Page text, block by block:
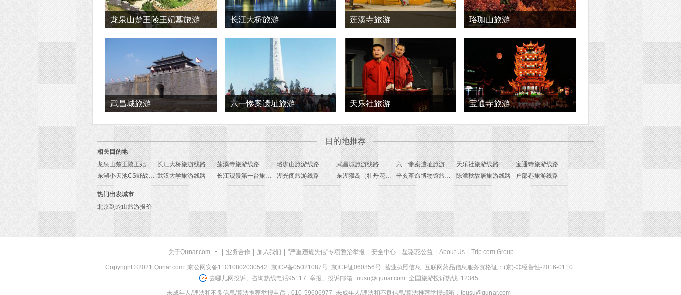
龙泉山楚王陵王妃墓旅游 长江大桥旅游 莲溪寺旅游 珞珈山旅游
武昌城旅游 六一惨案遗址旅游 天乐社旅游 宝通寺旅游
目的地推荐
相关目的地
龙泉山楚王陵王妃墓旅游线路
长江大桥旅游线路 莲溪寺旅游线路 珞珈山旅游线路 武昌城旅游线路 六一惨案遗址旅游线路 天乐社旅游线路
宝通寺旅游线路
东湖小天池CS野战旅游线路 武汉大学旅游线路 长江观景第一台旅游线路 湖光阁旅游线路 东湖猴岛（牡丹花展庙会）旅游线路 辛亥革命博物馆旅游线路 陈潭秋故居旅游线路 户部巷旅游线路
热门出发城市
北京到蛇山旅游报价
关于Qunar.com 业务合作 加入我们 "严重违规失信"专项整治举报 安全中心 星骆驼公益 About Us Trip.com Group
Copyright ©2021 Qunar.com 京公网安备11010802030542 京ICP备05021087号 京ICP证060856号 营业执照信息 互联网药品信息服务资格证：(京)-非经营性-2016-0110
去哪儿网投诉、咨询热线电话95117 举报、投诉邮箱: tousu@qunar.com 全国旅游投诉热线: 12345
未成年人/违法和不良信息/算法推荐举报电话：010-59606977 未成年人/违法和不良信息/算法推荐举报邮箱：tousu@qunar.com